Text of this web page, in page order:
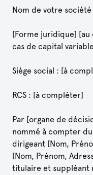
Nom de votre société
[Forme juridique]
cas de capital
Siège social : [à
RCS : [à compléter]
Par [organe de
nommé à compter
dirigeant [Nom,
[Nom, Prénom,
titulaire et suppléant